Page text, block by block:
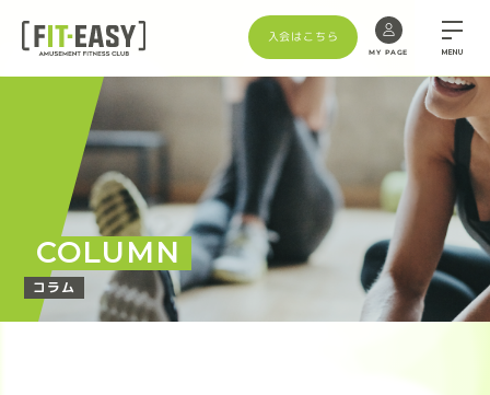
入会はこちら
MY PAGE MENU
COLUMN
コラム